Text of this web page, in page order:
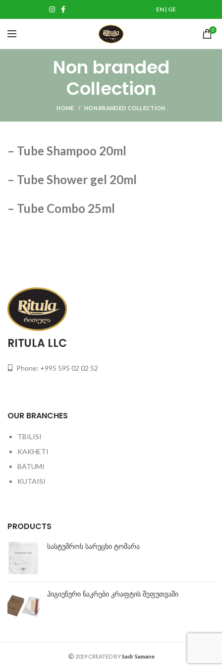
EN| GE
0
Non branded
Collection
HOME NON BRANDED COLLECTION
– Tube Shampoo 20ml
– Tube Shower gel 20ml
– Tube Combo 25ml
RITULA LLC
Phone: +995 595 02 02 52
OUR BRANCHES
TBILISI
KAKHETI
BATUMI
KUTAISI
PRODUCTS
სასტუმროს სარეცხი ტომარა
ჰიგიენური ნაკრები კრაფტის შეფუთვაში
2019 CREATED BYSadr Samane